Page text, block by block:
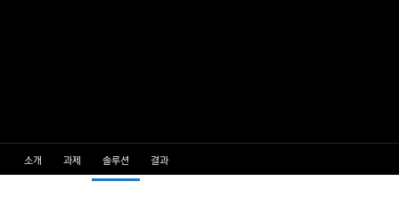
소개 과제 솔루션 결과